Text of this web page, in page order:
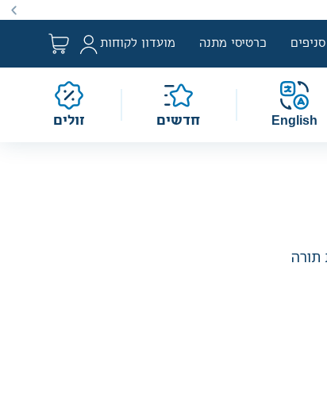
לפי הגדרת החוק. מבצעים מתקיימים מעת לעת לתקופה
סניפים כרטיסי מתנה מועדון לקוחות
English חדשים זולים